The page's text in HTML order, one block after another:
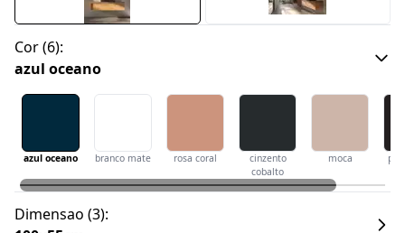
Cor(6):
azul oceano
azul oceano branco mate rosa coral
cinzento
cobalto
moca
Dimensao (3):